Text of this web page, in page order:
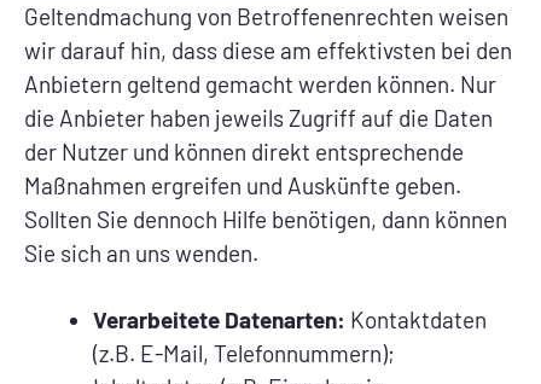
Geltendmachung von Betroffenenrechten weisen
wir darauf hin, dass diese am effektivsten bei den
Anbietern geltend gemacht werden können. Nur
die Anbieter haben jeweils Zugriff auf die Daten
der Nutzer und können direkt entsprechende
Maßnahmen ergreifen und Auskünfte geben.
Sollten Sie dennoch Hilfe benötigen, dann können
Sie sich an uns wenden.
Verarbeitete Datenarten: Kontaktdaten
(z.B. E-Mail, Telefonnummern);